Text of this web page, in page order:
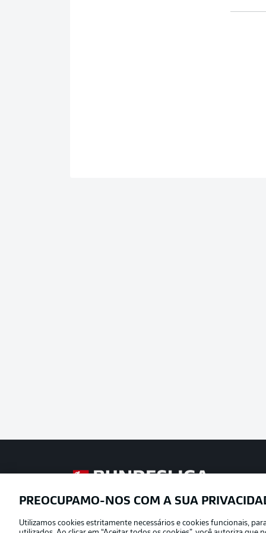
Football as it’s meant to be
Oferecido por
PREOCUPAMO-NOS COM A SUA
Utilizamos cookies estritamente necessários e cookies funcionais,